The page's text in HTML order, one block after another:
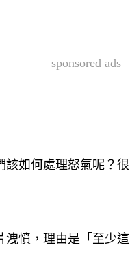
sponsored ads
如何處理怒氣呢？
憤，理由是「至少